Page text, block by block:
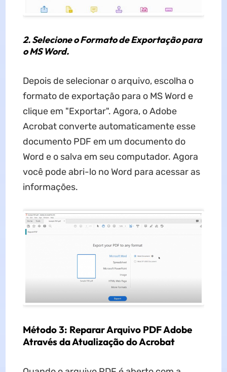
2. Selecione o Formato de Exportação para
o MS Word.
Depois de selecionar o arquivo, escolha o
formato de exportação para o MS Word e
clique em "Exportar". Agora, o Adobe
Acrobat converte automaticamente esse
documento PDF em um documento do
Word e o salva em seu computador. Agora
você pode abri-lo no Word para acessar as
informações.
Método 3: Reparar Arquivo PDF Adobe
Através da Atualização do Acrobat